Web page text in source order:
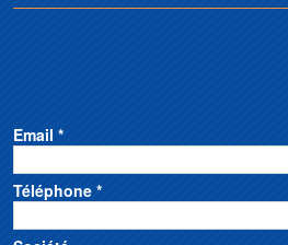
Email *
Téléphone *